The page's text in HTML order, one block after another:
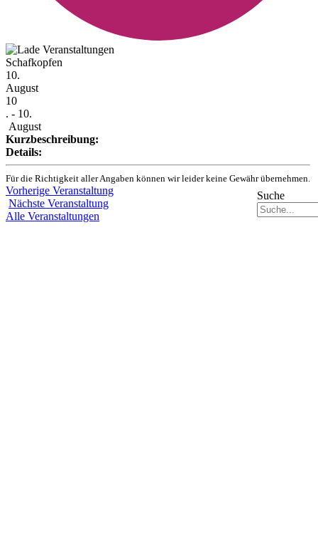
Suche
Schafkopfen
10.
August
10
. - 10.
August
Kurzbeschreibung:
Details:
Für die Richtigkeit aller Angaben können wir leider keine Gewähr übernehmen.
Vorherige Veranstaltung
Nächste Veranstaltung
Alle Veranstaltungen